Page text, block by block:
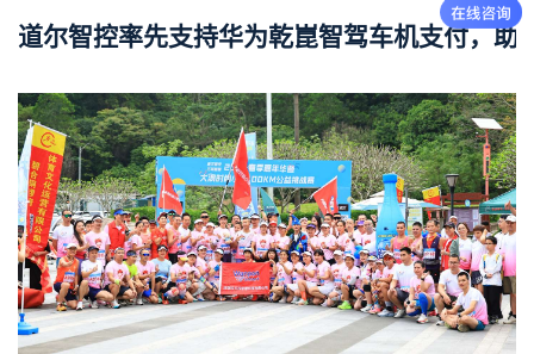
道尔智控率先支持华为乾崑智驾车机支付，助